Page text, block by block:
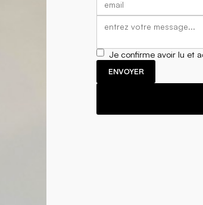
Je confirme avoir lu et
ENVOYER